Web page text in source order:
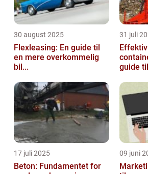
30 august 2025
Flexleasing: En guide til
en mere overkommelig
bil...
31 juli
guide
17 juli 2025
Beton: Fundamentet for
09 juni